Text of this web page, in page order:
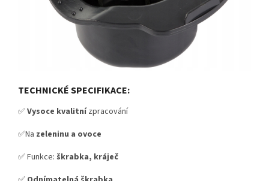
TECHNICKÉ SPECIFIKACE:
✅Vysoce kvalitnízpracování
✅Na zeleninu a ovoce
✅ Funkce: škrabka, kráječ